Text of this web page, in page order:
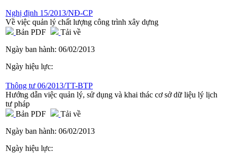
Nghị định 15/2013/NĐ-CP
Về việc quản lý chất lượng công trình xây dựng
Bản PDF
Tải về
Ngày ban hành: 06/02/2013
Ngày hiệu lực:
Thông tư 06/2013/TT-BTP
Hướng dẫn việc quản lý, sử dụng và khai thác cơ sở dữ liệu lý lịch
tư pháp
Bản PDF
Tải về
Ngày ban hành: 06/02/2013
Ngày hiệu lực: